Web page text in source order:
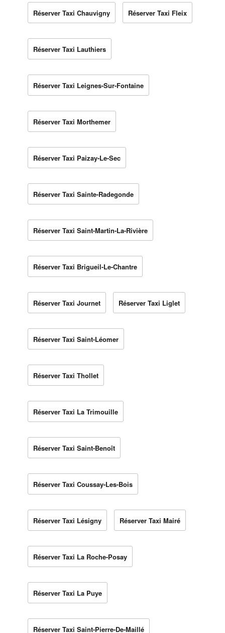
Réserver Taxi Chauvigny Réserver Taxi Fleix
Réserver Taxi Lauthiers
Réserver Taxi Leignes-Sur-Fontaine
Réserver Taxi Morthemer
Réserver Taxi Paizay-Le-Sec
Réserver Taxi Sainte-Radegonde
Réserver Taxi Saint-Martin-La-Rivière
Réserver Taxi Brigueil-Le-Chantre
Réserver Taxi Journet Réserver Taxi Liglet
Réserver Taxi Saint-Léomer
Réserver Taxi Thollet
Réserver Taxi La Trimouille
Réserver Taxi Saint-Benoît
Réserver Taxi Coussay-Les-Bois
Réserver Taxi Lésigny Réserver Taxi Mairé
Réserver Taxi La Roche-Posay
Réserver Taxi La Puye
Réserver Taxi Saint-Pierre-De-Maillé